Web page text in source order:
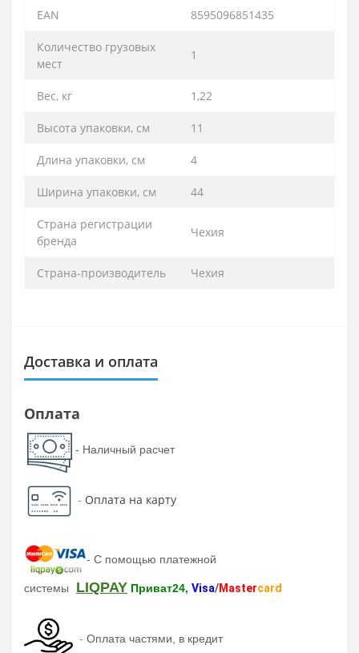
EAN 8595096851435
Количество грузовых
мест
1
Вес, кг 1,22
Высота упаковки, см 11
Длина упаковки, см 4
Ширина упаковки, см 44
Страна регистрации
бренда
Чехия
Страна-производитель Чехия
Доставка и оплата
Оплата
- Наличный расчет
- Оплата на карту
- С помощью платежной
системы LIQPAY Приват24, Visa/Mastercard
- Оплата частями, в кредит